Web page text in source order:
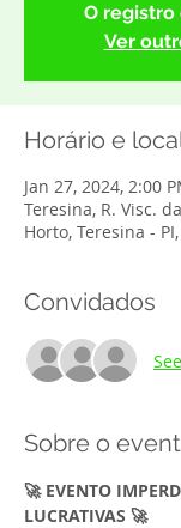
O registro
Ver
Horário e
Jan 27, 2024, 2:00
Teresina, R. Visc.
Horto, Teresina -
Convidados
Sobre o
🚀 EVENTO
LUCRATIVAS 🚀